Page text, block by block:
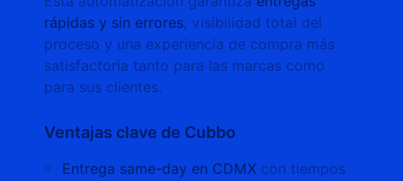
rápidas y sin errores, visibilidad total del
proceso y una experiencia de compra más
satisfactoria tanto para las marcas como
para sus clientes.
Ventajas clave de Cubbo
Entrega same-day en CDMX con tiempos